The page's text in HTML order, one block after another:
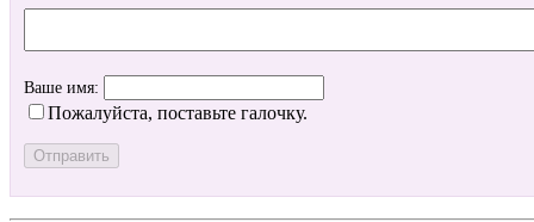
Ваше имя:
Пожалуйста, поставьте галочку.